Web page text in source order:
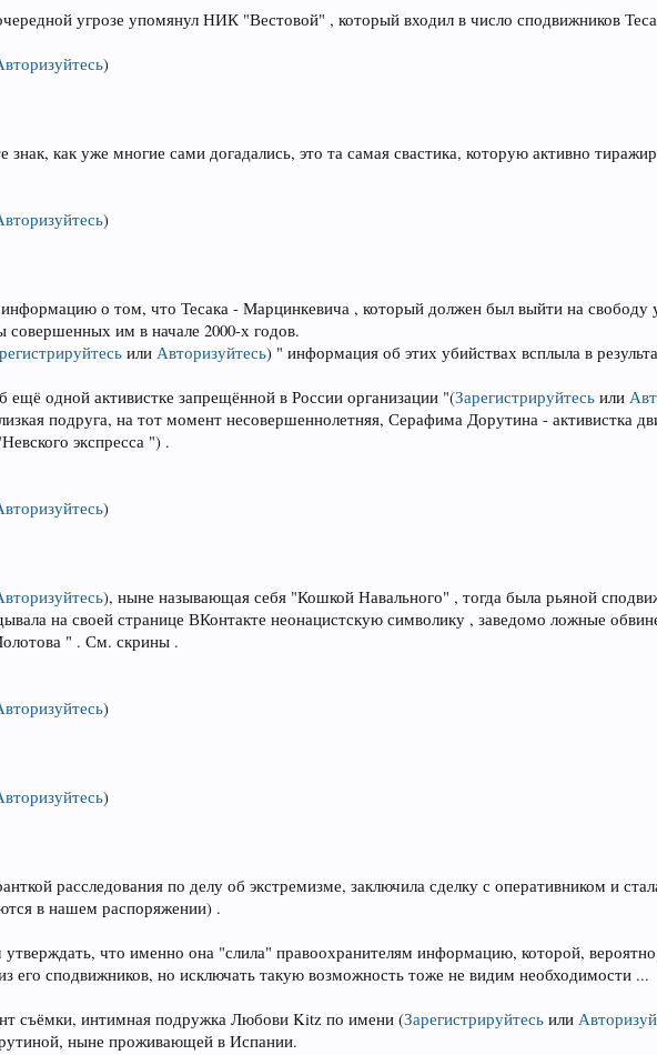
угрозе упомянул НИК "Вестовой" , который входил в число сподвижников
)
как уже многие сами догадались, это та самая свастика, которую активно
)
о том, что Тесака - Марцинкевича , который должен был выйти на свободу
совершенных им в начале 2000-х годов.
илиАвторизуйтесь) " информация об этих убийствах всплыла в
ещё одной активистке запрещённой в России организации "(Зарегистрируйтесь или
подруга, на тот момент несовершеннолетняя, Серафима Дорутина - активистка
экспресса ") .
)
), ныне называющая себя "Кошкой Навального" , тогда была рьяной
на своей странице ВКонтакте неонацистскую символику , заведомо ложные
" . См. скрины .
)
)
расследования по делу об экстремизме, заключила сделку с оперативником и
в нашем распоряжении) .
что именно она "слила" правоохранителям информацию, которой,
его сподвижников, но исключать такую возможность тоже не видим необходимости ...
съёмки, интимная подружка Любови Kitz по имени(Зарегистрируйтесь или
ныне проживающей в Испании.